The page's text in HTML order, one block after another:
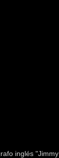
inglés "Jimmy